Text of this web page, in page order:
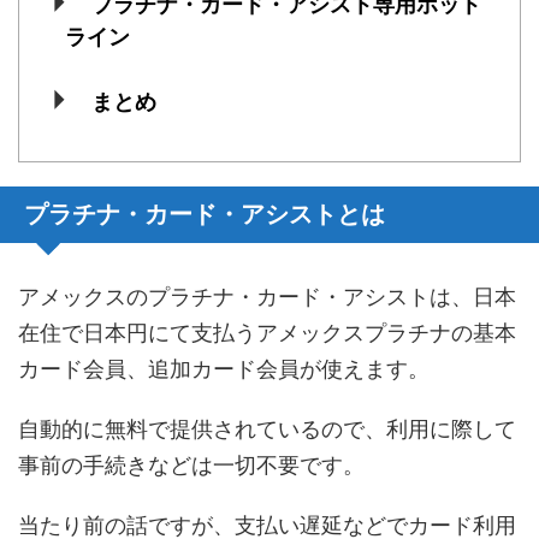
プラチナ・カード・アシスト専用ホット
ライン
まとめ
プラチナ・カード・アシストとは
アメックスのプラチナ・カード・アシストは、日本
在住で日本円にて支払うアメックスプラチナの基本
カード会員、追加カード会員が使えます。
自動的に無料で提供されているので、利用に際して
事前の手続きなどは一切不要です。
当たり前の話ですが、支払い遅延などでカード利用